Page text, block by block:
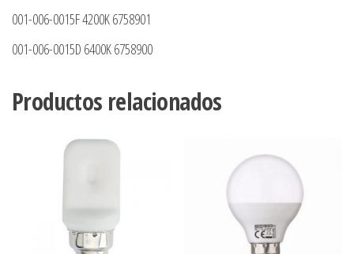
001-006-0015F 4200K 6758901
001-006-0015D 6400K 6758900
Productos relacionados